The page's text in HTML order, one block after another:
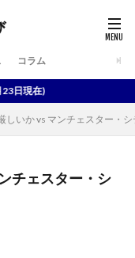
コラム
)
しいか vs マンチェスター・シ
チェスター・シ